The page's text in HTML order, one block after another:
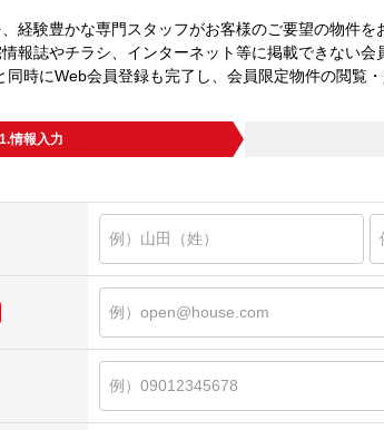
経験豊かな専門スタッフがお客様のご要望の物件を
報誌やチラシ、インターネット等に掲載できない会
時にWeb会員登録も完了し、会員限定物件の閲覧
1.情報入力